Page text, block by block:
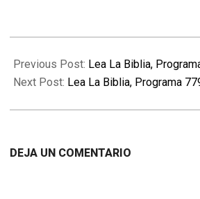
02-
09
Previous Post: Lea La Biblia,
Next Post: Lea La Biblia, Programa
DEJA UN COMENTARIO